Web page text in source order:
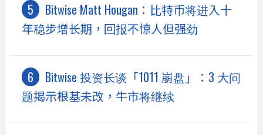
Bitwise Matt Hougan：比特币将进入十
年稳步增长期，回报不惊人但强劲
Bitwise 投资长谈「1011 崩盘」：3 大问
题揭示根基未改，牛市将继续